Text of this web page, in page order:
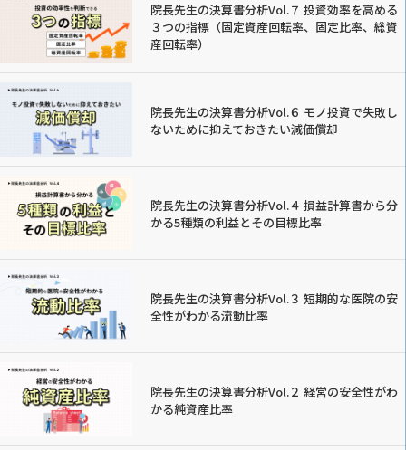
院長先生の決算書分析Vol.７ 投資効率を高める
３つの指標（固定資産回転率、固定比率、総資
産回転率）
院長先生の決算書分析Vol.６ モノ投資で失敗し
ないために抑えておきたい減価償却
院長先生の決算書分析Vol.４ 損益計算書から分
かる5種類の利益とその目標比率
院長先生の決算書分析Vol.３ 短期的な医院の安
全性がわかる流動比率
院長先生の決算書分析Vol.２ 経営の安全性がわ
かる純資産比率